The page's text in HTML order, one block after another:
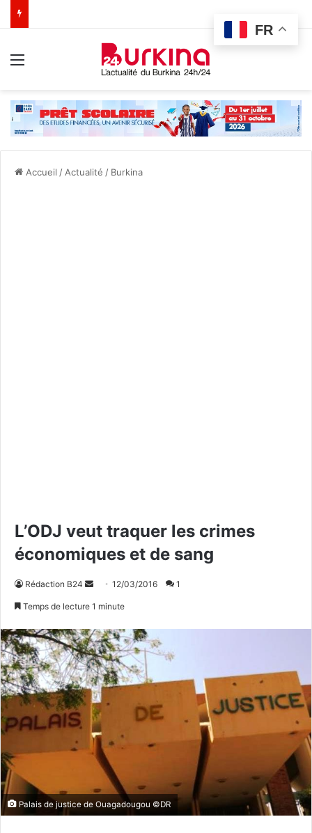
Accueil / Actualité / Burkina
L’ODJ veut traquer les crimes
économiques et de sang
Rédaction B24
o
y
e
r
u
n
c
o
r
i
12/03/2016 1
Temps de lecture 1 minute
Palais de justice de Ouagadougou ©DR
FR